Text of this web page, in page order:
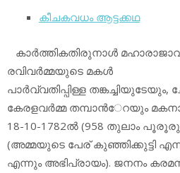
കീചകവധം ആട്ടക്കഥ
കാര്‍ത്തികതിരുനാള്‍
രവിവര്‍മ്മയുടെ മകള്‍
പാര്‍വ്വതിപ്പിള്ള
കേരളവര്‍മ്മ തമ്പാന്‍േറയും
18-10-1782ല്‍ (958 തുലാം
(അമ്മയുടെ പേര് കുഞ്ഞിക്കുട്ടി
എന്നും അഭിപ്രായം). ജനനം